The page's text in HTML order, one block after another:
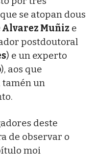
se atopan dous
Alvarez Muñiz e
postdoutoral
) e un experto
), aos que
tamén un
deste
de observar o
moi